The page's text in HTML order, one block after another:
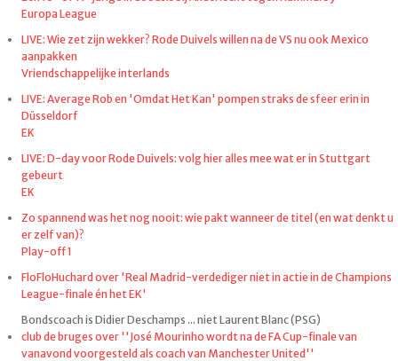
Europa League
LIVE: Wie zet zijn wekker? Rode Duivels willen na de VS nu ook Mexico
aanpakken
Vriendschappelijke interlands
LIVE: Average Rob en 'Omdat Het Kan' pompen straks de sfeer erin in
Düsseldorf
EK
LIVE: D-day voor Rode Duivels: volg hier alles mee wat er in Stuttgart
gebeurt
EK
Zo spannend was het nog nooit: wie pakt wanneer de titel (en wat denkt u
er zelf van)?
Play-off 1
FloFloHuchard over 'Real Madrid-verdediger niet in actie in de Champions
League-finale én het EK'
Bondscoach is Didier Deschamps ... niet Laurent Blanc (PSG)
club de bruges over ''José Mourinho wordt na de FA Cup-finale van
vanavond voorgesteld als coach van Manchester United''